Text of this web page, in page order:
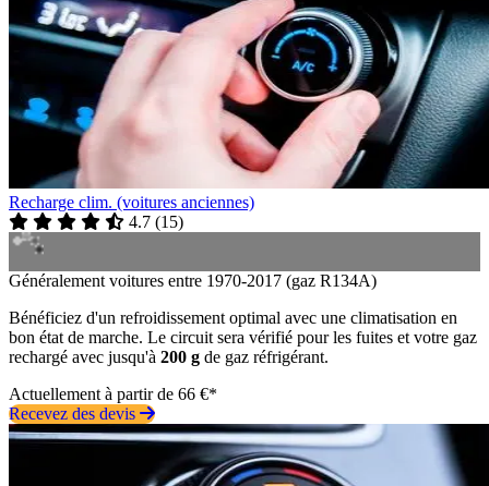
Recharge clim. (voitures anciennes)
4.7 (15)
Généralement voitures entre 1970-2017 (gaz R134A)
Bénéficiez d'un refroidissement optimal avec une climatisation en
bon état de marche. Le circuit sera vérifié pour les fuites et votre gaz
rechargé avec jusqu'à 200 g de gaz réfrigérant.
Actuellement à partir de 66 €*
Recevez des devis